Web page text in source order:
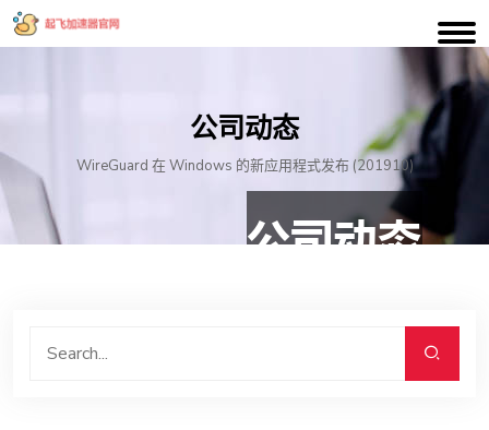
公司动态
WireGuard 在 Windows 的新应用程式发布 (201910)